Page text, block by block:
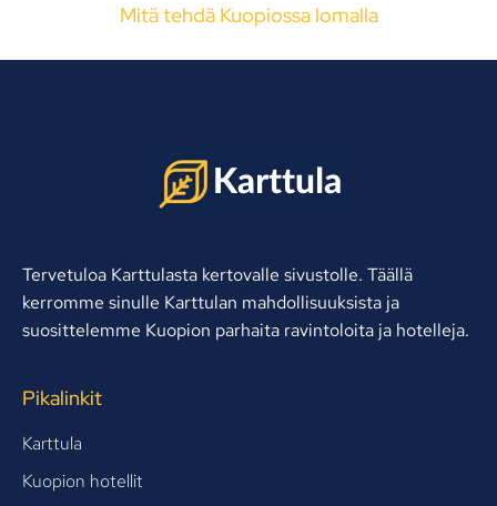
Mitä tehdä Kuopiossa lomalla
Tervetuloa Karttulasta kertovalle sivustolle. Täällä
kerromme sinulle Karttulan mahdollisuuksista ja
suosittelemme Kuopion parhaita ravintoloita ja hotelleja.
Pikalinkit
Karttula
Kuopion hotellit